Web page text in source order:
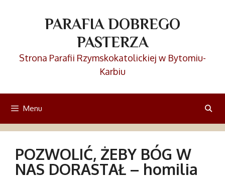
PARAFIA DOBREGO
PASTERZA
Strona Parafii Rzymskokatolickiej w Bytomiu-
Karbiu
Menu
POZWOLIĆ, ŻEBY BÓG W
NAS DORASTAŁ – homilia